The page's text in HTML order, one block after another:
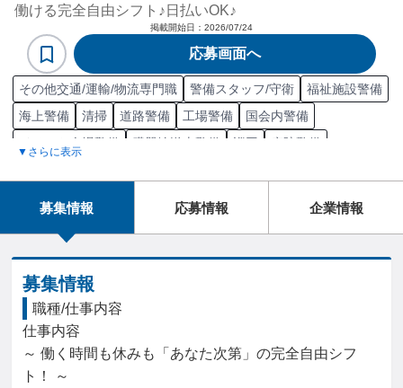
働ける完全自由シフト♪日払いOK♪
掲載開始日： 2026/07/24
応募画面へ
その他交通/運輸/物流専門職 警備スタッフ/守衛
福祉施設警備
海上警備
清掃 道路警備 工場警備
国会内警備
イベント会場警備
臓器輸送車警備 巡回
病院警備
警備
警備員検定試験2級
▼さらに表示
募集情報 応募情報 企業情報
募集情報
職種/仕事内容
仕事内容
～ 働く時間も休みも「あなた次第」の完全自由シフ
ト！ ～